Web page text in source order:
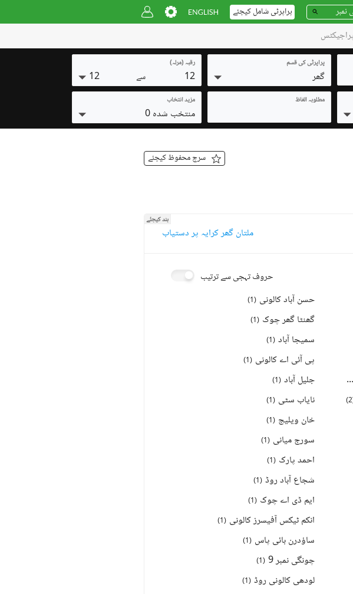
پراپرٹی شامل کیجئے
پراپرٹی کی قسم
گھر
رقبہ (مرلہ)
12 سے 12
مطلوبہ الفاظ مزید انتخاب
منتخب شدہ 0
سرچ محفوظ کیجئے
ملتان گھر کرایہ پر دستیاب
بند کیجئے
حروف تہجی سے ترتیب
پی آئی اے ایمپلائز ہاؤسنگ سوسائٹی
2
)
حسن آباد کالونی (
1
)
گھنٹا گھر چوک (
1
)
سمیجا آباد (
1
)
پی آئی اے کالونی (
1
)
جلیل آباد (
1
)
نایاب سٹی (
1
)
خان ویلیج (
1
)
سورج میانی (
1
)
احمد پارک (
1
)
شجاع آباد روڈ (
1
)
ایم ڈی اے چوک (
1
)
انکم ٹیکس آفیسرز کالونی (
1
)
ساؤدرن بائی پاس (
1
)
چونگی نمبر 9 (
1
)
لودھی کالونی روڈ (
1
)